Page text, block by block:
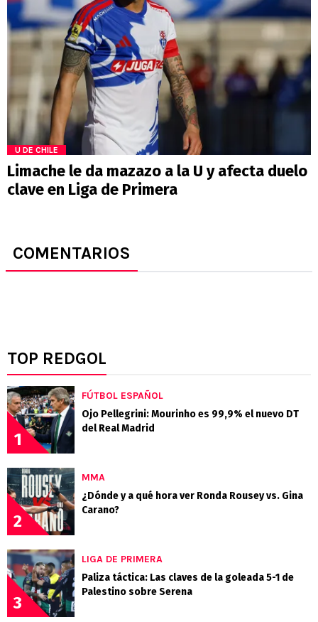
U DE CHILE
Limache le da mazazo a la U y afecta duelo
clave en Liga de Primera
COMENTARIOS
TOP REDGOL
1
FÚTBOL ESPAÑOL
Ojo Pellegrini: Mourinho es 99,9% el nuevo DT
del Real Madrid
2
MMA
¿Dónde y a qué hora ver Ronda Rousey vs. Gina
Carano?
3
LIGA DE PRIMERA
Paliza táctica: Las claves de la goleada 5-1 de
Palestino sobre Serena